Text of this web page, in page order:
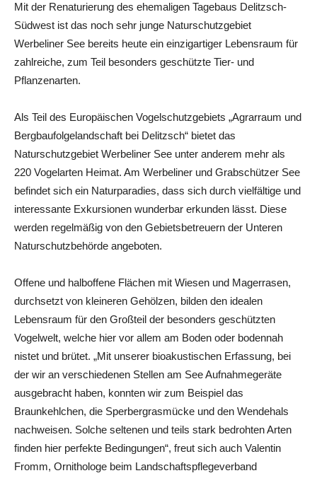
Mit der Renaturierung des ehemaligen Tagebaus Delitzsch-
Südwest ist das noch sehr junge Naturschutzgebiet
Werbeliner See bereits heute ein einzigartiger Lebensraum für
zahlreiche, zum Teil besonders geschützte Tier- und
Pflanzenarten.
Als Teil des Europäischen Vogelschutzgebiets „Agrarraum und
Bergbaufolgelandschaft bei Delitzsch“ bietet das
Naturschutzgebiet Werbeliner See unter anderem mehr als
220 Vogelarten Heimat. Am Werbeliner und Grabschützer See
befindet sich ein Naturparadies, dass sich durch vielfältige und
interessante Exkursionen wunderbar erkunden lässt. Diese
werden regelmäßig von den Gebietsbetreuern der Unteren
Naturschutzbehörde angeboten.
Offene und halboffene Flächen mit Wiesen und Magerrasen,
durchsetzt von kleineren Gehölzen, bilden den idealen
Lebensraum für den Großteil der besonders geschützten
Vogelwelt, welche hier vor allem am Boden oder bodennah
nistet und brütet. „Mit unserer bioakustischen Erfassung, bei
der wir an verschiedenen Stellen am See Aufnahmegeräte
ausgebracht haben, konnten wir zum Beispiel das
Braunkehlchen, die Sperbergrasmücke und den Wendehals
nachweisen. Solche seltenen und teils stark bedrohten Arten
finden hier perfekte Bedingungen“, freut sich auch Valentin
Fromm, Ornithologe beim Landschaftspflegeverband